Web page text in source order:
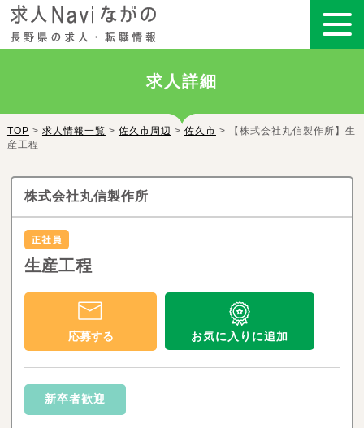
求人詳細
TOP > 求人情報一覧 > 佐久市周辺 > 佐久市 > 【株式会社丸信製作所】生
産工程
株式会社丸信製作所
生産工程
応募する お気に入りに追加
新卒者歓迎